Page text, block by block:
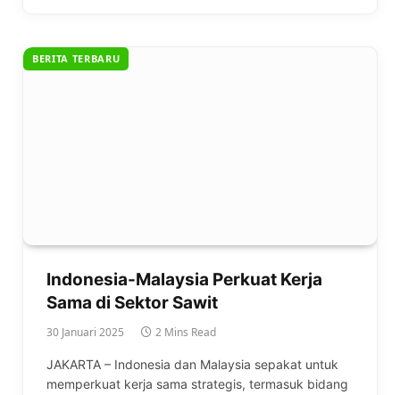
BERITA TERBARU
Indonesia-Malaysia Perkuat Kerja
Sama di Sektor Sawit
30 Januari 2025 2 Mins Read
JAKARTA – Indonesia dan Malaysia sepakat untuk
memperkuat kerja sama strategis, termasuk bidang